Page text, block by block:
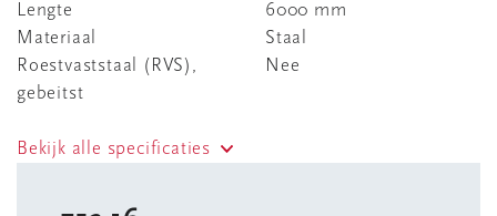
Lengte
6000 mm
Materiaal
Staal
Roestvaststaal (RVS),
gebeitst
Nee
Bekijk alle specificaties